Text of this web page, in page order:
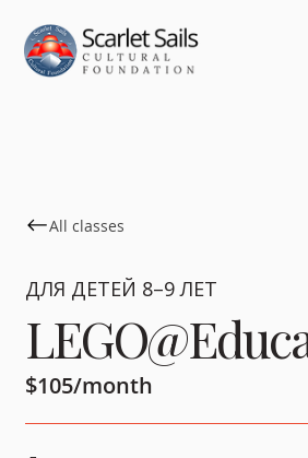
All classes
ДЛЯ ДЕТЕЙ 8–9 ЛЕТ
$105/month